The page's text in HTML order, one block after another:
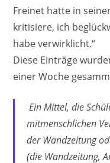
Freinet hatte in
kritisiere, ich
habe verwirklicht.“
Diese Einträge
einer Woche
Ein Mittel, die
mitmenschlichen
der Wandzeitung
(die Wandzeitung,